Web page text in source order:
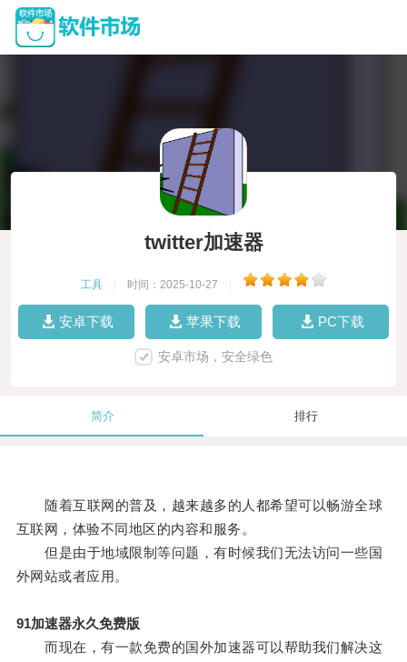
twitter加速器
工具 时间：2025-10-27
安卓下载 苹果下载 PC下载
安卓市场，安全绿色
简介 排行
随着互联网的普及，越来越多的人都希望可以畅游全球
互联网，体验不同地区的内容和服务。
但是由于地域限制等问题，有时候我们无法访问一些国
外网站或者应用。
91加速器永久免费版
而现在，有一款免费的国外加速器可以帮助我们解决这